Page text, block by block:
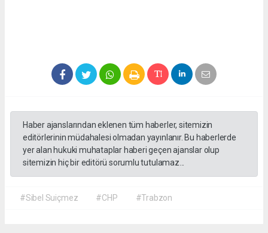
Haber ajanslarından eklenen tüm haberler, sitemizin
editörlerinin müdahalesi olmadan yayınlanır. Bu haberlerde
yer alan hukuki muhataplar haberi geçen ajanslar olup
sitemizin hiç bir editörü sorumlu tutulamaz...
#Sibel Suiçmez #CHP #Trabzon